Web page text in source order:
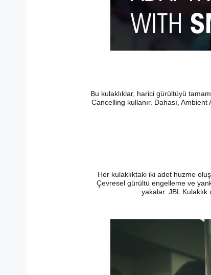
Bu kulaklıklar, harici gürültüyü
Cancelling kullanır. Dahası,
Her kulaklıktaki iki adet huzme
Çevresel gürültü engelleme ve
yakalar. JBL